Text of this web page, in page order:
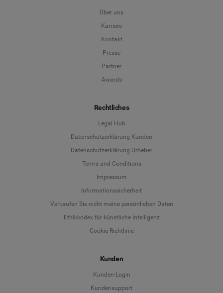
Über uns
Karriere
Kontakt
Presse
Partner
Awards
Rechtliches
Legal Hub
Datenschutzerklärung Kunden
Datenschutzerklärung Urheber
Terms and Conditions
Impressum
Informationssicherheit
Verkaufen Sie nicht meine persönlichen Daten
Ethikkodex für künstliche Intelligenz
Cookie Richtlinie
Kunden
Kunden-Login
Kundensupport
Deutsch
English